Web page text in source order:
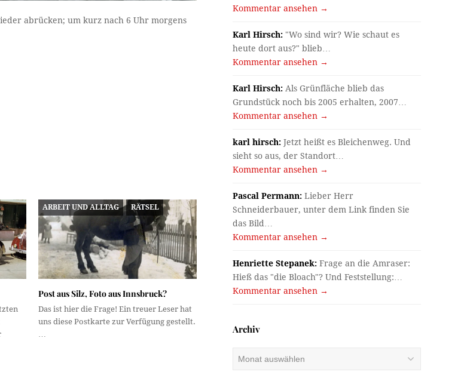
abrücken; um kurz nach 6 Uhr morgens
ARBEIT UND ALLTAG RÄTSEL
Post aus Silz, Foto aus Innsbruck?
Das ist hier die Frage! Ein treuer Leser hat
uns diese Postkarte zur Verfügung gestellt.
Kommentar ansehen →
Karl Hirsch: "Wo sind wir? Wie schaut es
heute dort aus?" blieb…
Kommentar ansehen →
Karl Hirsch: Als Grünfläche blieb das
Grundstück noch bis 2005 erhalten, 2007…
Kommentar ansehen →
karl hirsch: Jetzt heißt es Bleichenweg. Und
sieht so aus, der Standort…
Kommentar ansehen →
Pascal Permann: Lieber Herr
Schneiderbauer, unter dem Link finden Sie
das Bild…
Kommentar ansehen →
Henriette Stepanek: Frage an die Amraser:
Hieß das "die Bloach"? Und Feststellung:…
Kommentar ansehen →
Archiv